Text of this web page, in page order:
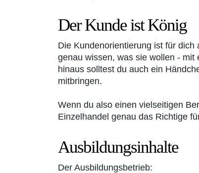
Der Kunde ist König
Die Kundenorientierung ist für
genau wissen, was sie wollen -
hinaus solltest du auch ein
mitbringen.
Wenn du also einen vielseitigen
Einzelhandel genau das Richtige
Ausbildungsinhalte
Der Ausbildungsbetrieb: